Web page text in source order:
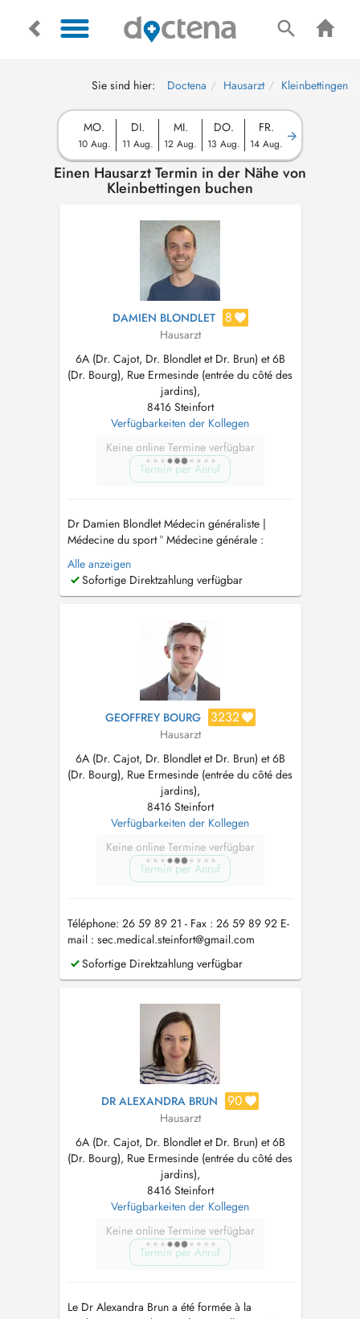
Sie sind hier: Doctena Hausarzt Kleinbettingen
MO.
10 Aug.
DI.
11 Aug.
MI.
12 Aug.
DO.
13 Aug.
FR.
14 Aug.
Einen Hausarzt Termin in der Nähe von
Kleinbettingen buchen
DAMIEN BLONDLET 8
Hausarzt
6A (Dr. Cajot, Dr. Blondlet et Dr. Brun) et 6B
(Dr. Bourg), Rue Ermesinde (entrée du côté des
jardins),
8416 Steinfort
Verfügbarkeiten der Kollegen
Keine online Termine verfügbar
Termin per Anruf
Dr Damien Blondlet Médecin généraliste |
Médecine du sport ° Médecine générale :
Consultations de suivi, médecine préventive et
prise en charge des pathologies aiguës ou
chroniques. ° Traumatologie du sport °
Infiltrations articulaires (acide hyal...
Alle anzeigen
Sofortige Direktzahlung verfügbar
GEOFFREY BOURG 3232
Hausarzt
6A (Dr. Cajot, Dr. Blondlet et Dr. Brun) et 6B
(Dr. Bourg), Rue Ermesinde (entrée du côté des
jardins),
8416 Steinfort
Verfügbarkeiten der Kollegen
Keine online Termine verfügbar
Termin per Anruf
Téléphone: 26 59 89 21 - Fax : 26 59 89 92 E-
mail : sec.medical.steinfort@gmail.com
Sofortige Direktzahlung verfügbar
DR ALEXANDRA BRUN 90
Hausarzt
6A (Dr. Cajot, Dr. Blondlet et Dr. Brun) et 6B
(Dr. Bourg), Rue Ermesinde (entrée du côté des
jardins),
8416 Steinfort
Verfügbarkeiten der Kollegen
Keine online Termine verfügbar
Termin per Anruf
Le Dr Alexandra Brun a été formée à la